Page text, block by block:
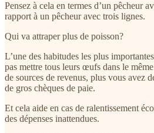
Pensez à cela en termes d’un pêcheur
rapport à un pêcheur avec trois lignes.
Qui va attraper plus de poisson?
L’une des habitudes les plus
pas mettre tous leurs œufs dans le
de sources de revenus, plus vous avez
de gros chèques de paie.
Et cela aide en cas de ralentissement
des dépenses inattendues.